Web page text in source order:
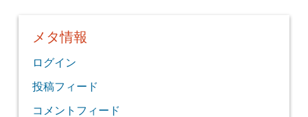
メタ情報
ログイン
投稿フィード
コメントフィード